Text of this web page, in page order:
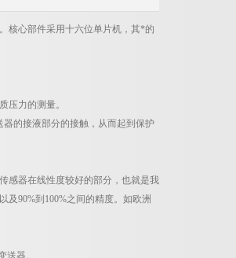
核心部件采用十六位单片机，其*的
力的测量。
的接液部分的接触，从而起到保护
感器在线性度较好的部分，也就是我
及90%到100%之间的精度。如欧洲
器。